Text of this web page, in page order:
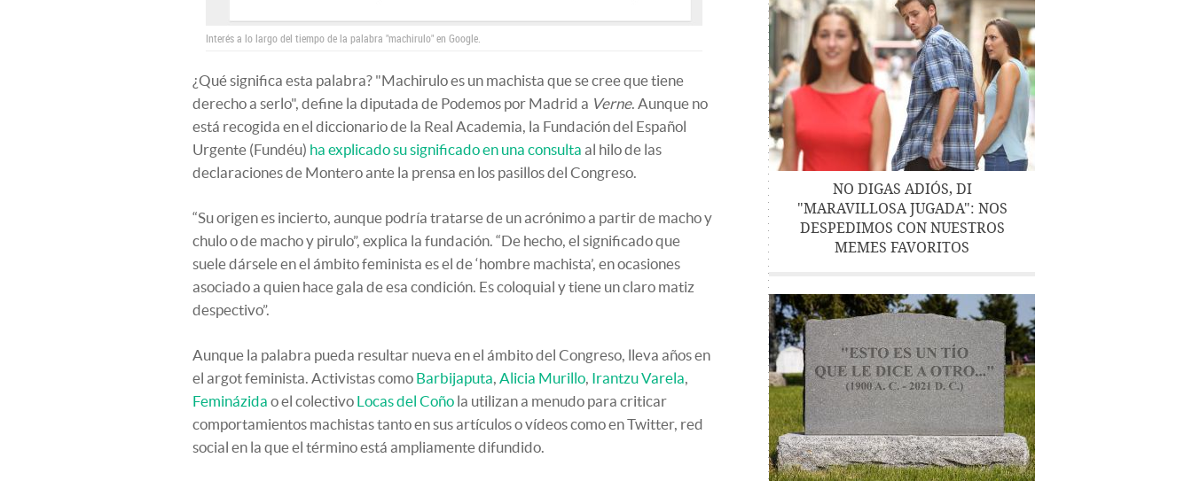
Interés a lo largo del tiempo de la palabra "machirulo" en Google.
¿Qué significa esta palabra? "Machirulo es un machista que se cree que tiene
derecho a serlo", define la diputada de Podemos por Madrid a Verne. Aunque no
está recogida en el diccionario de la Real Academia, la Fundación del Español
Urgente (Fundéu) ha explicado su significado en una consulta al hilo de las
declaraciones de Montero ante la prensa en los pasillos del Congreso.
“Su origen es incierto, aunque podría tratarse de un acrónimo a partir de macho y
chulo o de macho y pirulo”, explica la fundación. “De hecho, el significado que
suele dársele en el ámbito feminista es el de ‘hombre machista’, en ocasiones
asociado a quien hace gala de esa condición. Es coloquial y tiene un claro matiz
despectivo”.
Aunque la palabra pueda resultar nueva en el ámbito del Congreso, lleva años en
el argot feminista. Activistas como Barbijaputa, Alicia Murillo, Irantzu Varela,
Feminázida o el colectivo Locas del Coño la utilizan a menudo para criticar
comportamientos machistas tanto en sus artículos o vídeos como en Twitter, red
social en la que el término está ampliamente difundido.
NO DIGAS ADIÓS, DI
"MARAVILLOSA JUGADA": NOS
DESPEDIMOS CON NUESTROS
MEMES FAVORITOS